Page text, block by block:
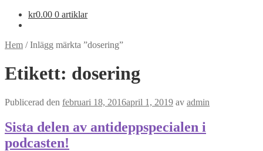
kr0.00 0 artiklar
Hem /Inlägg märkta ”dosering”
Etikett: dosering
Publicerad den februari 18, 2016april 1, 2019 av admin
Sista delen av antideppspecialen i
podcasten!